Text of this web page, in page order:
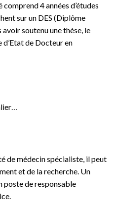
4 années d’études
sur un DES (Diplôme
avoir soutenu une thèse, le
de Docteur en
de médecin spécialiste, il peut
et de la recherche. Un
poste de responsable